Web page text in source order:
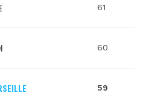
61
60
59